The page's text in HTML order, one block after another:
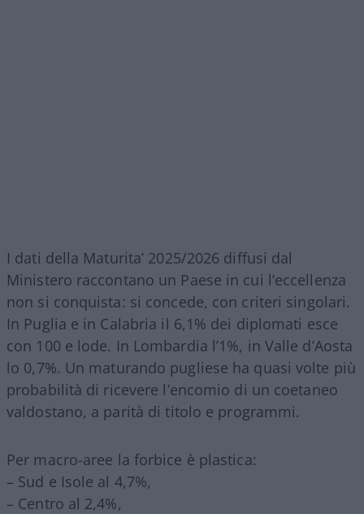
I dati della Maturita’ 2025/2026 diffusi dal
Ministero raccontano un Paese in cui l’eccellenza
non si conquista: si concede, con criteri singolari.
In Puglia e in Calabria il 6,1% dei diplomati esce
con 100 e lode. In Lombardia l’1%, in Valle d’Aosta
lo 0,7%. Un maturando pugliese ha quasi volte più
probabilità di ricevere l’encomio di un coetaneo
valdostano, a parità di titolo e programmi.
Per macro-aree la forbice è plastica:
– Sud e Isole al 4,7%,
– Centro al 2,4%,